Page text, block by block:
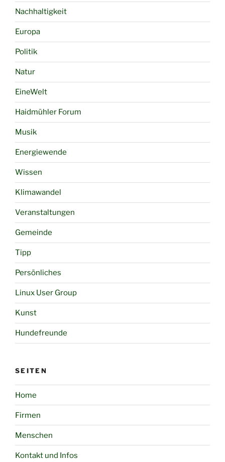
Nachhaltigkeit
Europa
Politik
Natur
EineWelt
Haidmühler Forum
Musik
Energiewende
Wissen
Klimawandel
Veranstaltungen
Gemeinde
Tipp
Persönliches
Linux User Group
Kunst
Hundefreunde
SEITEN
Home
Firmen
Menschen
Kontakt und Infos